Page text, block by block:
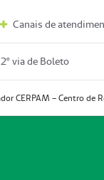
Canais de
2º via de Boleto